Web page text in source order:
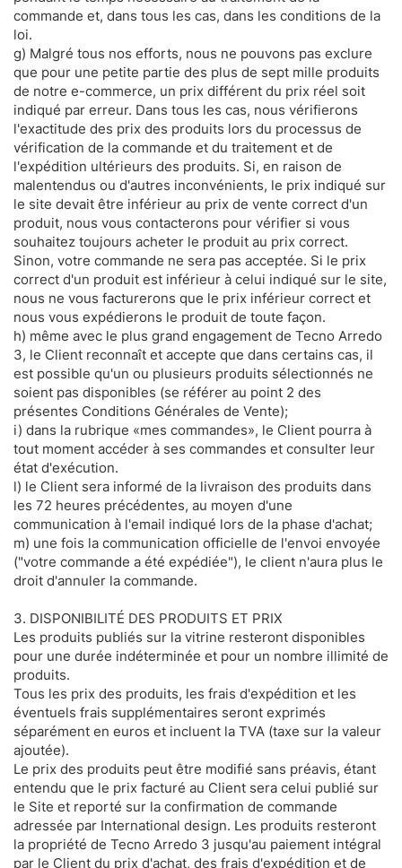
commande et, dans tous les cas, dans les conditions de la
loi.
g) Malgré tous nos efforts, nous ne pouvons pas exclure
que pour une petite partie des plus de sept mille produits
de notre e-commerce, un prix différent du prix réel soit
indiqué par erreur. Dans tous les cas, nous vérifierons
l'exactitude des prix des produits lors du processus de
vérification de la commande et du traitement et de
l'expédition ultérieurs des produits. Si, en raison de
malentendus ou d'autres inconvénients, le prix indiqué sur
le site devait être inférieur au prix de vente correct d'un
produit, nous vous contacterons pour vérifier si vous
souhaitez toujours acheter le produit au prix correct.
Sinon, votre commande ne sera pas acceptée. Si le prix
correct d'un produit est inférieur à celui indiqué sur le site,
nous ne vous facturerons que le prix inférieur correct et
nous vous expédierons le produit de toute façon.
h) même avec le plus grand engagement de Tecno Arredo
3, le Client reconnaît et accepte que dans certains cas, il
est possible qu'un ou plusieurs produits sélectionnés ne
soient pas disponibles (se référer au point 2 des
présentes Conditions Générales de Vente);
i) dans la rubrique «mes commandes», le Client pourra à
tout moment accéder à ses commandes et consulter leur
état d'exécution.
l) le Client sera informé de la livraison des produits dans
les 72 heures précédentes, au moyen d'une
communication à l'email indiqué lors de la phase d'achat;
m) une fois la communication officielle de l'envoi envoyée
("votre commande a été expédiée"), le client n'aura plus le
droit d'annuler la commande.
3. DISPONIBILITÉ DES PRODUITS ET PRIX
Les produits publiés sur la vitrine resteront disponibles
pour une durée indéterminée et pour un nombre illimité de
produits.
Tous les prix des produits, les frais d'expédition et les
éventuels frais supplémentaires seront exprimés
séparément en euros et incluent la TVA (taxe sur la valeur
ajoutée).
Le prix des produits peut être modifié sans préavis, étant
entendu que le prix facturé au Client sera celui publié sur
le Site et reporté sur la confirmation de commande
adressée par International design. Les produits resteront
la propriété de Tecno Arredo 3 jusqu'au paiement intégral
par le Client du prix d'achat, des frais d'expédition et de